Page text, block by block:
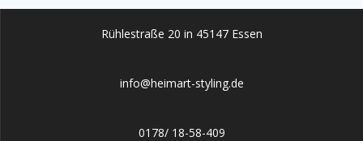
Rühlestraße 20 in 45147 Essen
info@heimart-styling.de
0178/ 18-58-409